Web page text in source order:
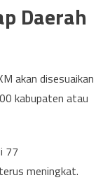
Daerah
akan disesuaikan
kabupaten atau
77
meningkat.